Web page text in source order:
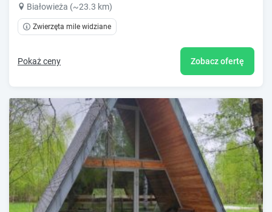
Białowieża (~23.3 km)
Zwierzęta mile widziane
Pokaż ceny Zobacz ofertę